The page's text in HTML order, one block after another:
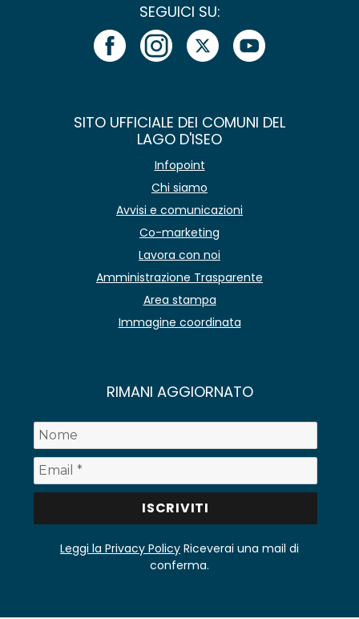
SEGUICI SU:
SITO UFFICIALE DEI COMUNI DEL
LAGO D'ISEO
Infopoint
Chi siamo
Avvisi e comunicazioni
Co-marketing
Lavora con noi
Amministrazione Trasparente
Area stampa
Immagine coordinata
RIMANI AGGIORNATO
Leggi la Privacy Policy Riceverai una mail di
conferma.